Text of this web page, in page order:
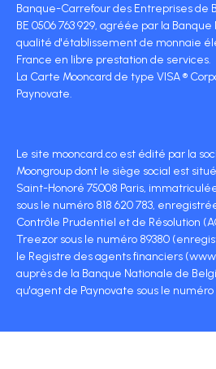
Banque-Carrefour des Entreprises de
BE 0506 763 929, agréée par la
qualité d'établissement de monnaie
France en libre prestation de services.
La Carte Mooncard de type VISA ®
Paynovate.
Le site mooncard.co est édité par la
Moongroup dont le siège social est
Saint-Honoré 75008 Paris,
sous le numéro 818 620 783,
Contrôle Prudentiel et de Résolution
Treezor sous le numéro 89380
le Registre des agents financiers
auprès de la Banque Nationale de
qu'agent de Paynovate sous le numéro